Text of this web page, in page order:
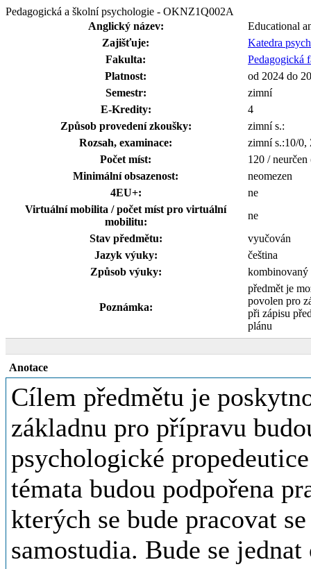
Pedagogická a školní psychologie - OKNZ1Q002A
Anglický název:
Educational
Zajišťuje:
Katedra
Fakulta:
Pedagogická
Platnost:
od 2024 do
Semestr:
zimní
E-Kredity:
4
Způsob provedení zkoušky:
zimní s.:
Rozsah, examinace:
zimní s.:10/
Počet míst:
120 / neurčen
Minimální obsazenost:
neomezen
4EU+:
ne
Virtuální mobilita / počet míst pro virtuální
mobilitu:
ne
Stav předmětu:
vyučován
Jazyk výuky:
čeština
Způsob výuky:
kombinovaný
Poznámka:
předmět je
povolen pro
při zápisu
plánu
Anotace
Cílem předmětu je
základnu pro přípravu
psychologické
témata budou podpořena
kterých se bude pracovat
samostudia. Bude se